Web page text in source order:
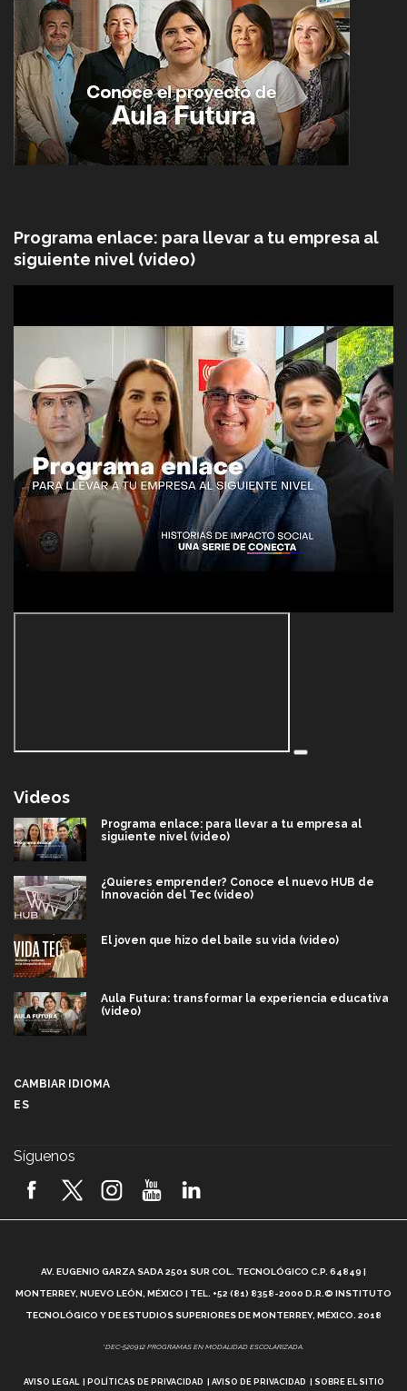
Programa enlace: para llevar a tu empresa al
siguiente nivel (video)
Videos
Programa enlace: para llevar a tu empresa al
siguiente nivel (video)
¿Quieres emprender? Conoce el nuevo HUB de
Innovación del Tec (video)
El joven que hizo del baile su vida (video)
Aula Futura: transformar la experiencia educativa
(video)
2026! (video)
¿Cómo es el Modelo Educativo Tec? (video)
Vida Tec: Feminismo e Inteligencia Artificial, Paola
CAMBIAR IDIOMA
ES
Síguenos
AV. EUGENIO GARZA SADA 2501 SUR COL. TECNOLÓGICO C.P. 64849 |
MONTERREY, NUEVO LEÓN, MÉXICO | TEL. +52 (81) 8358-2000 D.R.© INSTITUTO
TECNOLÓGICO Y DE ESTUDIOS SUPERIORES DE MONTERREY, MÉXICO. 2018
*DEC-520912 PROGRAMAS EN MODALIDAD ESCOLARIZADA.
AVISO LEGAL POLÍTICAS DE PRIVACIDAD AVISO DE PRIVACIDAD SOBRE EL SITIO